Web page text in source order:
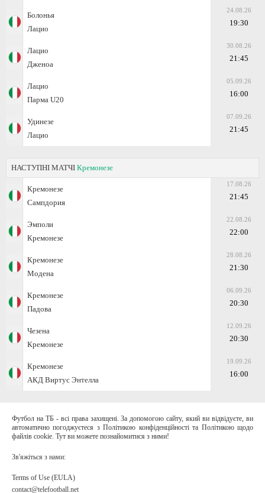
Болонья
Лацио
24.08.26
19:30
Лацио
Дженоа
30.08.26
21:45
Лацио
Парма U20
05.09.26
16:00
Удинезе
Лацио
07.09.26
21:45
НАСТУПНІ МАТЧІ Кремонезе
Кремонезе
Сампдория
17.08.26
21:45
Эмполи
Кремонезе
22.08.26
22:00
Кремонезе
Модена
28.08.26
21:30
Кремонезе
Падова
06.09.26
20:30
Чезена
Кремонезе
12.09.26
20:30
Кремонезе
АКД Виртус Энтелла
19.09.26
16:00
Футбол на ТБ - всі права захищені. За допомогою сайту, який ви відвідуєте, ви
автоматично погоджуєтеся з Політикою конфіденційності та Політикою щодо
файлів cookie. Тут ви можете познайомитися з ними!
Зв'яжіться з нами:
Terms of Use (EULA)
contact@telefootball.net